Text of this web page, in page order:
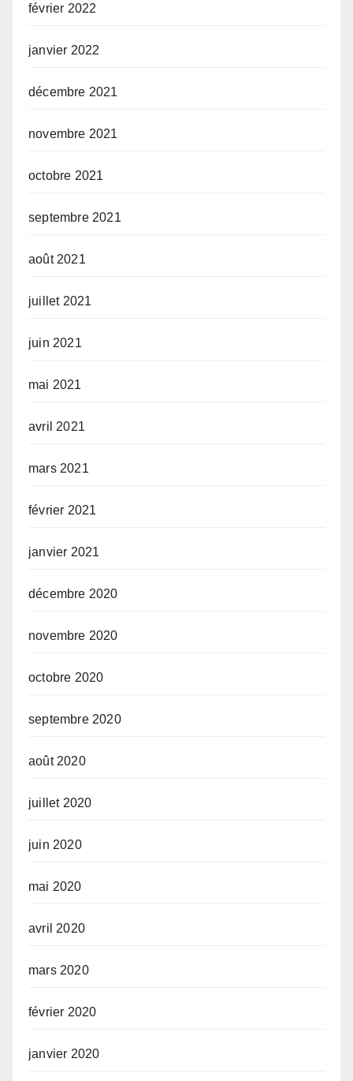
février 2022
janvier 2022
décembre 2021
novembre 2021
octobre 2021
septembre 2021
août 2021
juillet 2021
juin 2021
mai 2021
avril 2021
mars 2021
février 2021
janvier 2021
décembre 2020
novembre 2020
octobre 2020
septembre 2020
août 2020
juillet 2020
juin 2020
mai 2020
avril 2020
mars 2020
février 2020
janvier 2020